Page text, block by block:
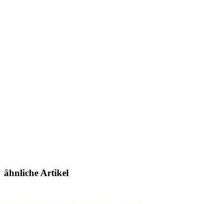
ähnliche Artikel